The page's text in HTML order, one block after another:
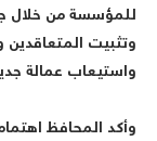
من خلال جهود
المتعاقدين
عمالة
المحافظ اهتمام